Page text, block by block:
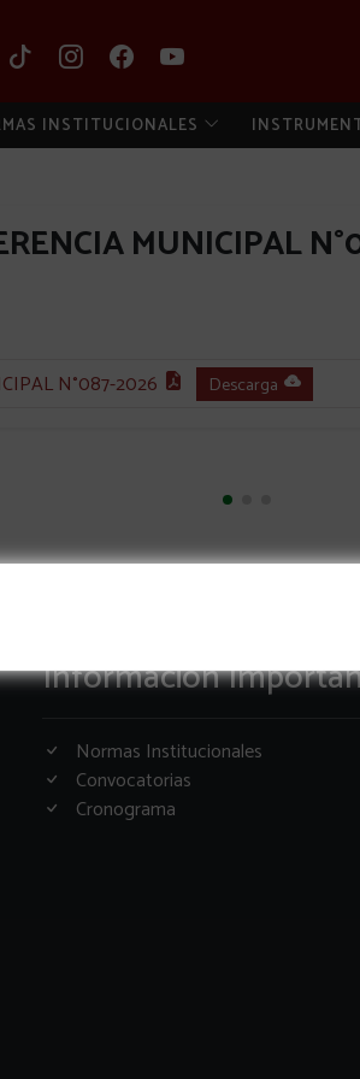
INSTITUCIONALES
MUNICIPAL
N°087-2026 Descarga
Informacion
Normas Institucionales
Convocatorias
Cronograma